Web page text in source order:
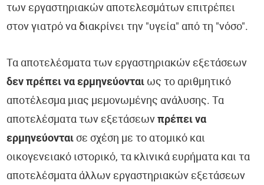
των εργαστηριακών αποτελεσμάτων επιτρέπει
στον γιατρό να διακρίνει την "υγεία" από τη "νόσο".
Τα αποτελέσματα των εργαστηριακών εξετάσεων
δεν πρέπει να ερμηνεύονται ως το αριθμητικό
αποτέλεσμα μιας μεμονωμένης ανάλυσης. Τα
αποτελέσματα των εξετάσεωνπρέπει να
ερμηνεύονται σε σχέση με το ατομικό και
οικογενειακό ιστορικό, τα κλινικά ευρήματα και τα
αποτελέσματα άλλων εργαστηριακών εξετάσεων